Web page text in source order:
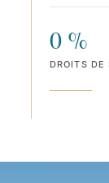
0 %
DROITS DE